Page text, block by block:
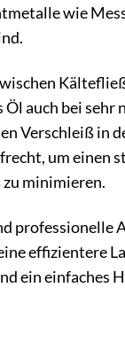
wie
auch bei
Verschleiß in
um einen
zu minimieren.
effizientere
ein einfaches